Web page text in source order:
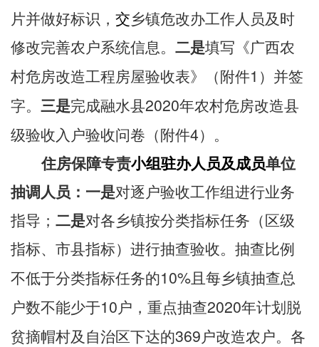
片并做好标识， 交乡镇危改办工作人员及时
修改完善农户系统信息。 二是填写《广西农
村危房改造工程房屋验收表》（附件1 ）并签
字。 三是完成融水县2020年农村危房改造县
级验收入户验收问卷（附件4）。
住房保障专责小组驻办人员及成员单位
抽调人员 ： 一是对逐户验收工作组进行业务
指导 ； 二是对各乡镇按分类指标任务（区级
指标、市县指标）进行抽查验收。抽查比例
不低于分类指标任务的10%且每乡镇抽查总
户数不能少于10户， 重点抽查2020年计划脱
贫摘帽村及自治区下达的369户改造农户。各